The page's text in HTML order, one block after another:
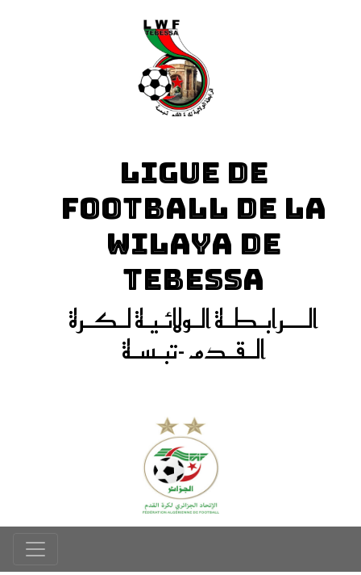
LIGUE DE
FOOTBALL DE LA
WILAYA DE
TEBESSA
الـــرابـطـة الـولائـيـة لـكـرة
الـقـدم -تبـسـة